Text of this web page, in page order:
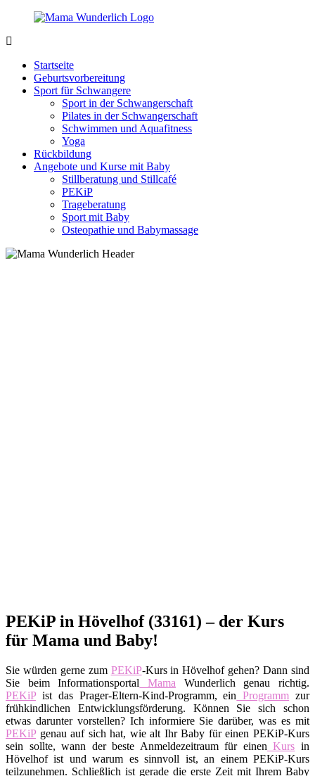
Zurück
Inhalt
sein
wunderbar!
Startseite
Geburtsvorbereitung
Sport für Schwangere
Sport in der Schwangerschaft
Pilates in der Schwangerschaft
Schwimmen und Aquafitness
Yoga
Rückbildung
Angebote und Kurse mit Baby
Stillberatung und Stillcafé
PEKiP
Trageberatung
Sport mit Baby
Osteopathie und Babymassage
PEKiP in Hövelhof (33161) – der Kurs
für Mama und Baby!
Sie würden gerne zum PEKiP-Kurs in Hövelhof gehen? Dann sind
Sie beim Informationsportal Mama Wunderlich genau richtig.
PEKiPist das Prager-Eltern-Kind-Programm, ein Programm zur
frühkindlichen Entwicklungsförderung. Können Sie sich schon
etwas darunter vorstellen? Ich informiere Sie darüber, was es mit
PEKiPgenau auf sich hat, wie alt Ihr Baby für einen PEKiP-Kurs
sein sollte, wann der beste Anmeldezeitraum für einen Kurs in
Hövelhof ist und warum es sinnvoll ist, an einem PEKiP-Kurs
teilzunehmen. Schließlich ist gerade die erste Zeit mit Ihrem Baby